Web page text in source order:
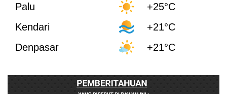
Palu
+25°C
Kendari
+21°C
Denpasar
+21°C